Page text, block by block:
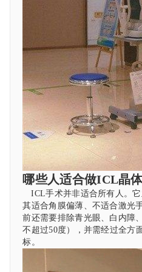
哪些人适合做ICL晶
ICL手术并非适合所有人。
其适合角膜偏薄、不适合激光
前还需要排除青光眼、白内障
不超过50度），并需经过全方
标。